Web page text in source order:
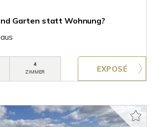
Garten statt Wohnung?
4
ZIMMER